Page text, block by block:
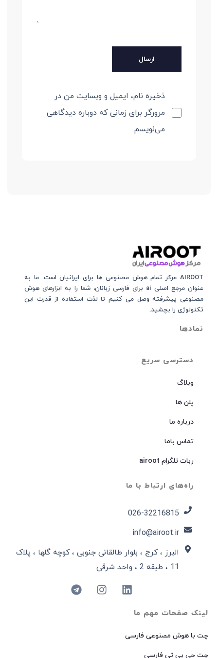
ذخیره نام، ایمیل و وبسایت من در
مرورگر برای زمانی که دوباره دیدگاهی
می‌نویسم.
لینک صفحات مهم ما
چت با هوش مصنوعی فارسی
چت جی پی تی فارسی
دسترسی سریع
وبلاگ
پلن ها
درباره ما
تماس باما
ربات تلگرام airoot
راه‌های ارتباط با ما
026-32216815​
info@airoot.ir
البرز ، کرج ، بلوار طالقانی جنوبی ، کوچه گلها ، پلاک
11 ، طبقه 2 ، واحد شرقی
AIROOT مرکز تمام هوش مصنوعی‌‌‌ ها برای ایرانیان است. ما به
عنوان مرجع اصلی ai برای فارسی زبانان، شما را به ابزارهای هوش
مصنوعی پیشرفته وصل می کنیم تا لذت استفاده از قدرت این
تکنولوژی را بچشید.
نمادها